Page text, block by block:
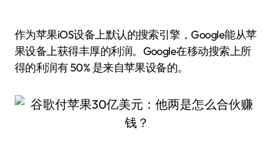
作为苹果iOS设备上默认的搜索引擎，Google能从苹
果设备上获得丰厚的利润。Google在移动搜索上所
得的利润有 50% 是来自苹果设备的。